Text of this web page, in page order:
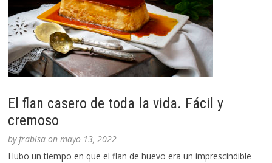
El flan casero de toda la vida. Fácil y
cremoso
byfrabisa onmayo 13, 2022
Hubo un tiempo en que el flan de huevo era un imprescindible